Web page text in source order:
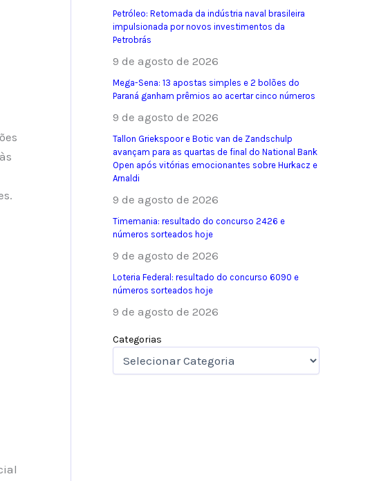
Petróleo: Retomada da indústria naval brasileira
impulsionada por novos investimentos da
Petrobrás
9 de agosto de 2026
Mega-Sena: 13 apostas simples e 2 bolões do
Paraná ganham prêmios ao acertar cinco números
9 de agosto de 2026
Tallon Griekspoor e Botic van de Zandschulp
avançam para as quartas de final do National Bank
Open após vitórias emocionantes sobre Hurkacz e
Arnaldi
9 de agosto de 2026
Timemania: resultado do concurso 2426 e
números sorteados hoje
9 de agosto de 2026
Loteria Federal: resultado do concurso 6090 e
números sorteados hoje
9 de agosto de 2026
Categorias